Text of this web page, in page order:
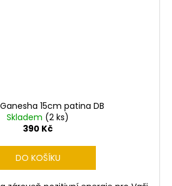
15cm patina DB
Skladem (2 ks)
390 Kč
DO KOŠÍKU